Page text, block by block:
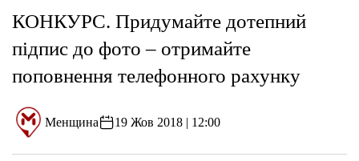
Новини
Тексти
Підтримати
КОНКУРС. Придумайте дотепний
підпис до фото – отримайте
поповнення телефонного рахунку
Менщина 19 Жов 2018 | 12:00